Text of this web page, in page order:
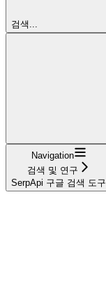
검색...
Navigation
검색 및 연구
SerpApi 구글 검색 도구